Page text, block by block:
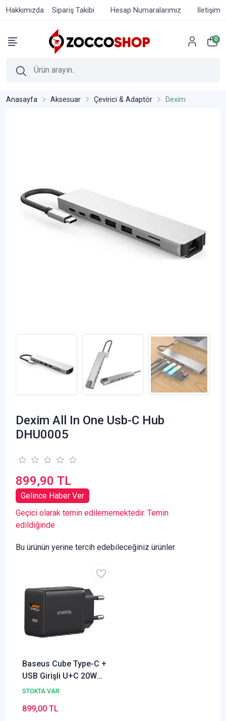
Hakkımızda Sipariş Takibi Hesap Numaralarımız İletişim
0
Anasayfa Aksesuar Çevirici & Adaptör Dexim
Dexim All In One Usb-C Hub
DHU0005
899,90 TL
Gelince Haber Ver
Geçici olarak temin edilememektedir. Temin
edildiğinde
Bu ürünün yerine tercih edebileceğiniz ürünler
Baseus Cube Type-C +
USB Girişli U+C 20W
Hızlı Şarj Cihazı
Uyumlu Samsung ve
STOKTA VAR
899,00 TL